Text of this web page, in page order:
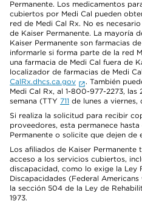
Permanente. Los medicamentos
cubiertos por Medi Cal pueden
red de Medi Cal Rx. No es
de Kaiser Permanente. La mayoría
Kaiser Permanente son farmacias
informarle si forma parte de la red
una farmacia de Medi Cal fuera de
localizador de farmacias de Medi
CalRx.dhcs.ca.gov
. También
Medi Cal Rx, al 1-800-977-2273,
semana (TTY 711 de lunes a viernes,
Si realiza la solicitud para recibir
proveedores, esta permanece
Permanente o solicite que dejen de
Los afiliados de Kaiser Permanente
acceso a los servicios cubiertos,
discapacidad, como lo exige la Ley
Discapacidades (Federal
la sección 504 de la Ley de
1973.